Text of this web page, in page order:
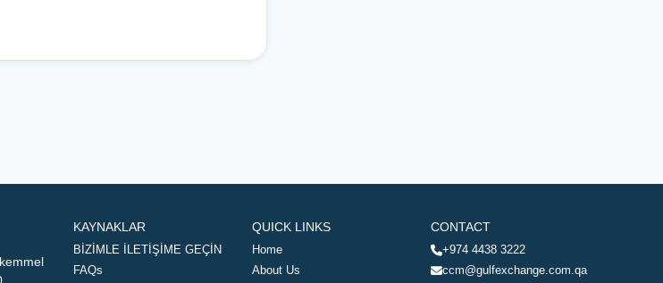
KAYNAKLAR
BİZİMLE İLETİŞİME GEÇİN
FAQs
QUICK LINKS
Home
About Us
CONTACT
+974 4438 3222
ccm@gulfexchange.com.qa